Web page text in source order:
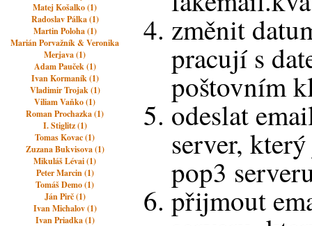
Matej Košalko (1)
Radoslav Pálka (1)
Martin Poloha (1)
Marián Porvažník & Veronika
Merjava (1)
Adam Pauček (1)
Ivan Kormaník (1)
Vladimir Trojak (1)
Viliam Vaňko (1)
Roman Prochazka (1)
I. Stiglitz (1)
Tomas Kovac (1)
Zuzana Bukvisova (1)
Mikuláš Lévai (1)
Peter Marcin (1)
Tomáš Demo (1)
Ján Pirč (1)
Ivan Michalov (1)
Ivan Priadka (1)
změnit
pracují s
poštovním
odeslat
server,
pop3
přijmout